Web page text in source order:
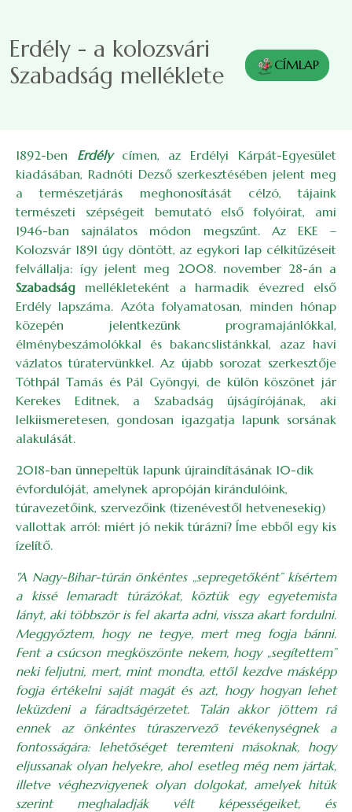
Erdély - a kolozsvári
Szabadság melléklete
CÍMLAP
1892-ben Erdélycímen, az Erdélyi Kárpát-Egyesület
kiadásában, Radnóti Dezső szerkesztésében jelent meg
a természetjárás meghonosítását célzó, tájaink
természeti szépségeit bemutató első folyóirat, ami
1946-ban sajnálatos módon megszűnt. Az EKE –
Kolozsvár 1891 úgy döntött, az egykori lap célkitűzéseit
felvállalja: így jelent meg 2008. november 28-án a
Szabadság mellékleteként a harmadik évezred első
Erdély lapszáma. Azóta folyamatosan, minden hónap
közepén jelentkezünk programajánlókkal,
élménybeszámolókkal és bakancslistánkkal, azaz havi
vázlatos túratervünkkel. Az újabb sorozat szerkesztője
Tóthpál Tamás és Pál Gyöngyi, de külön köszönet jár
Kerekes Editnek, a Szabadság újságírójának, aki
lelkiismeretesen, gondosan igazgatja lapunk sorsának
alakulását.
2018-ban ünnepeltük lapunk újraindításának 10-dik
évfordulóját, amelynek apropóján kirándulóink,
túravezetőink, szervezőink (tizenévestől hetvenesekig)
vallottak arról: miért jó nekik túrázni? Íme ebből egy kis
ízelítő.
"A Nagy-Bihar-túrán önkéntes „sepregetőként” kísértem
a kissé lemaradt túrázókat, köztük egy egyetemista
lányt, aki többször is fel akarta adni, vissza akart fordulni.
Meggyőztem, hogy ne tegye, mert meg fogja bánni.
Fent a csúcson megköszönte nekem, hogy „segítettem”
neki feljutni, mert, mint mondta, ettől kezdve másképp
fogja értékelni saját magát és azt, hogy hogyan lehet
leküzdeni a fáradtságérzetet. Talán akkor jöttem rá
ennek az önkéntes túraszervező tevékenységnek a
fontosságára: lehetőséget teremteni másoknak, hogy
eljussanak olyan helyekre, ahol esetleg még nem jártak,
illetve véghezvigyenek olyan dolgokat, amelyek hitük
szerint meghaladják vélt képességeiket, és